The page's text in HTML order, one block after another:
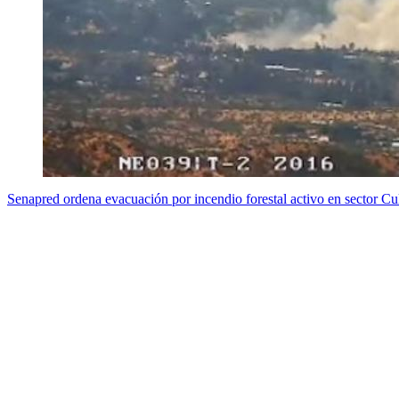
Senapred ordena evacuación por incendio forestal activo en sector